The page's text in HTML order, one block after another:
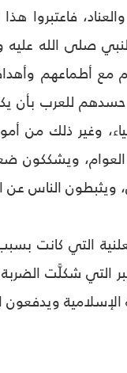
صلى الله عليه
مع أطماعهم
للعرب بأن
وغير ذلك من
ويشككون
الناس عن
التي كانت
التي شكلَّت
ويدفعون